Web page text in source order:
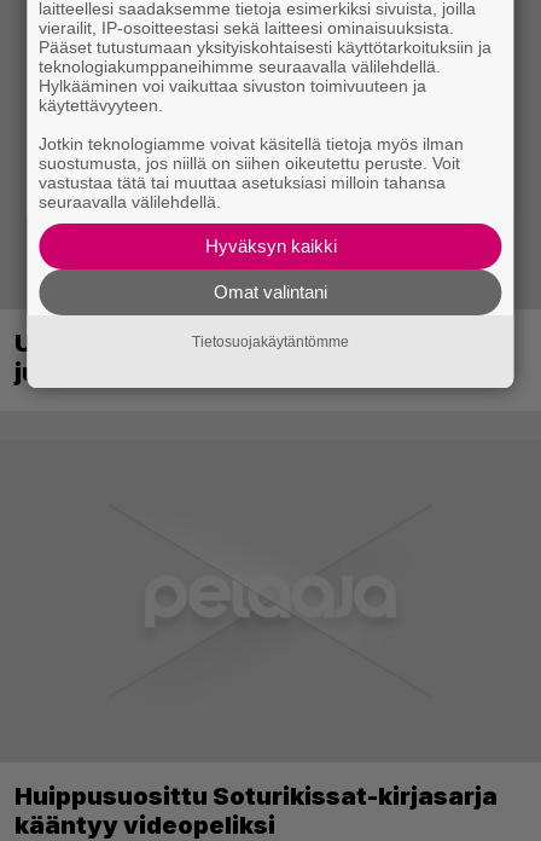
Uraauurtava formulapeliklassikko
julkaistiin uudistettuna nykykonsoleille
Huippusuosittu Soturikissat-kirjasarja
kääntyy videopeliksi
laitteellesi saadaksemme tietoja esimerkiksi sivuista, joilla
vierailit, IP-osoitteestasi sekä laitteesi ominaisuuksista.
Pääset tutustumaan yksityiskohtaisesti käyttötarkoituksiin ja
teknologiakumppaneihimme seuraavalla välilehdellä.
Hylkääminen voi vaikuttaa sivuston toimivuuteen ja
käytettävyyteen.
Jotkin teknologiamme voivat käsitellä tietoja myös ilman
suostumusta, jos niillä on siihen oikeutettu peruste. Voit
vastustaa tätä tai muuttaa asetuksiasi milloin tahansa
seuraavalla välilehdellä.
Hyväksyn kaikki
Omat valintani
Tietosuojakäytäntömme